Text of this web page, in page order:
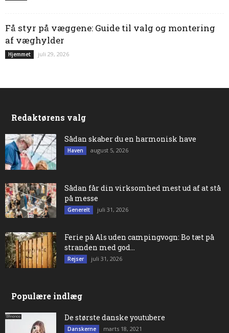
Få styr på væggene: Guide til valg og montering
af væghylder
Hjemmet juli 29, 2026
Redaktørens valg
Sådan skaber du en harmonisk have
Haven august 5, 2026
Sådan får din virksomhed mest ud af at stå
på messe
Generelt juli 31, 2026
Ferie på Als uden campingvogn: Bo tæt på
stranden med god...
Rejser juli 31, 2026
Populære indlæg
De største danske youtubere
Danskerne marts 18, 2021